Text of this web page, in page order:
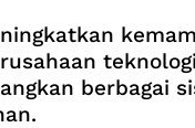
berbagai